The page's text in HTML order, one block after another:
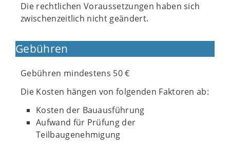
Die rechtlichen Voraussetzungen haben sich
zwischenzeitlich nicht geändert.
Gebühren
Gebühren mindestens 50 €
Die Kosten hängen von folgenden Faktoren ab:
Kosten der Bauausführung
Aufwand für Prüfung der
Teilbaugenehmigung